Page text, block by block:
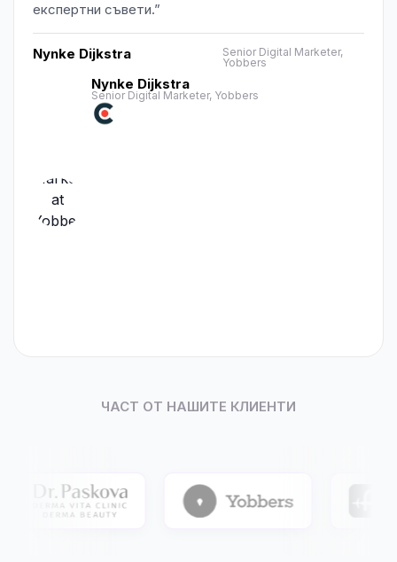
експертни съвети.”
Nynke Dijkstra
Senior Digital Marketer,
Yobbers
Nynke Dijkstra
Senior Digital Marketer, Yobbers
ЧАСТ ОТ НАШИТЕ КЛИЕНТИ